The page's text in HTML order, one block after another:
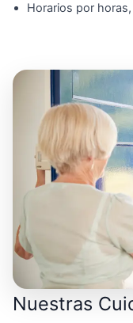
Horarios por
Nuestras